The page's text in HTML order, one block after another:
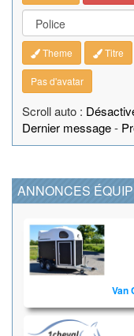
Theme Titre
Pas d'avatar
Scroll auto :
Dernier message-
ANNONCES
Van